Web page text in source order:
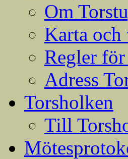
Om
Karta
Regler
Adress
Torsholken
Till